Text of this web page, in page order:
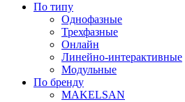
По типу
Однофазные
Трехфазные
Онлайн
Линейно-интерактивные
Модульные
По бренду
MAKELSAN